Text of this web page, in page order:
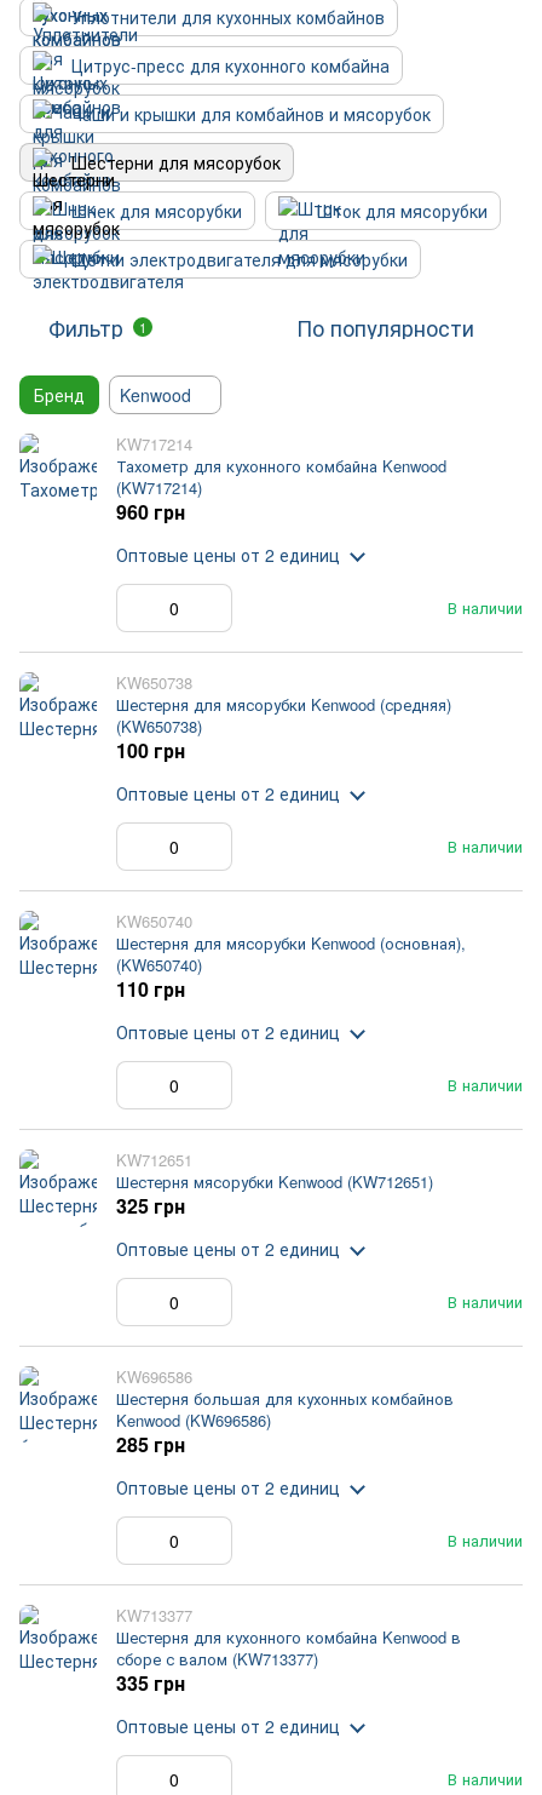
Уплотнители для кухонных комбайнов
Цитрус-пресс для кухонного комбайна
Чаши и крышки для комбайнов и мясорубок
Шестерни для мясорубок
Шнек для мясорубки
Шток для мясорубки
Щетки электродвигателя для мясорубки
Фильтр 1 По популярности
Бренд Kenwood
KW717214
Тахометр для кухонного комбайна Kenwood
(KW717214)
В наличии
960 грн
Оптовые цены от 2 единиц
KW650738
Шестерня для мясорубки Kenwood (средняя)
(KW650738)
В наличии
100 грн
Оптовые цены от 2 единиц
KW650740
Шестерня для мясорубки Kenwood (основная),
(KW650740)
В наличии
110 грн
Оптовые цены от 2 единиц
KW712651
Шестерня мясорубки Kenwood (KW712651)
В наличии
325 грн
Оптовые цены от 2 единиц
KW696586
Шестерня большая для кухонных комбайнов
Kenwood (KW696586)
В наличии
285 грн
Оптовые цены от 2 единиц
KW713377
Шестерня для кухонного комбайна Kenwood в
сборе с валом (KW713377)
В наличии
335 грн
Оптовые цены от 2 единиц